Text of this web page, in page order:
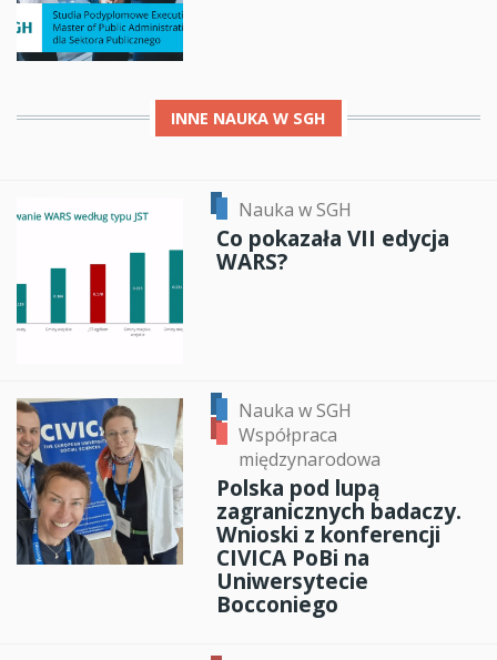
INNE NAUKA W SGH
Nauka w SGH
Co pokazała VII edycja
WARS?
Nauka w SGH
Współpraca
międzynarodowa
Polska pod lupą
zagranicznych badaczy.
Wnioski z konferencji
CIVICA PoBi na
Uniwersytecie
Bocconiego